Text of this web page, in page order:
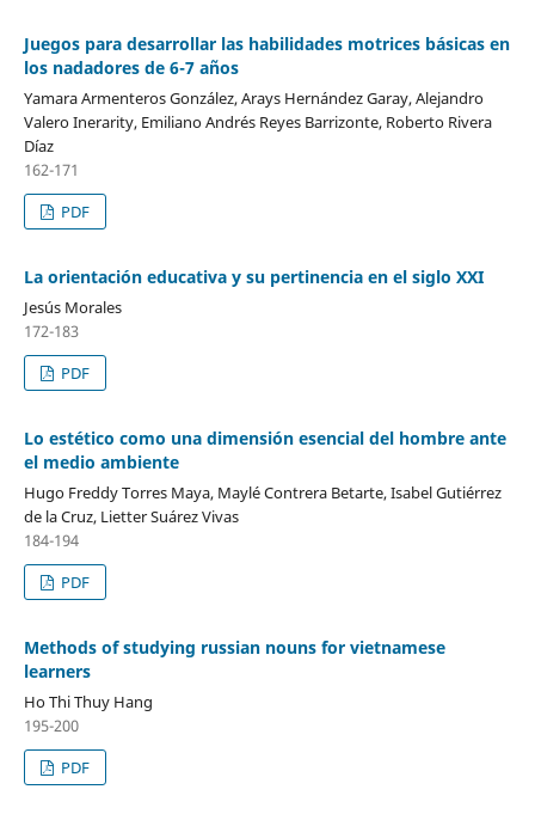
Juegos para desarrollar las habilidades motrices básicas en
los nadadores de 6-7 años
Yamara Armenteros González, Arays Hernández Garay, Alejandro
Valero Inerarity, Emiliano Andrés Reyes Barrizonte, Roberto Rivera
Díaz
162-171
PDF
La orientación educativa y su pertinencia en el siglo XXI
Jesús Morales
172-183
PDF
Lo estético como una dimensión esencial del hombre ante
el medio ambiente
Hugo Freddy Torres Maya, Maylé Contrera Betarte, Isabel Gutiérrez
de la Cruz, Lietter Suárez Vivas
184-194
PDF
Methods of studying russian nouns for vietnamese
learners
Ho Thi Thuy Hang
195-200
PDF